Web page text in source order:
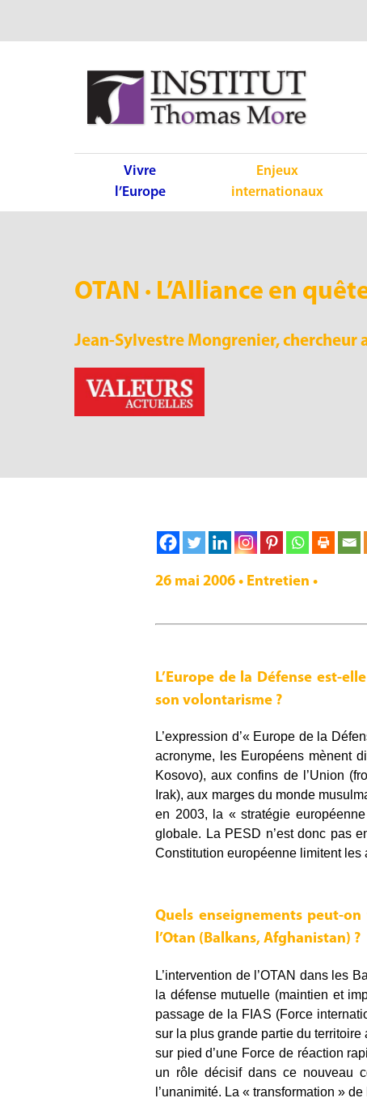
Vivre
l’Europe
Enjeux
internationaux
OTAN · L’Alliance en
Jean-Sylvestre Mongrenier, chercheur
26 mai 2006 • Entretien •
L’Europe de la Défense est-
son volontarisme ?
L’expression d’« Europe de la
acronyme, les Européens mènent
Kosovo), aux confins de l’Union
Irak), aux marges du monde
en 2003, la « stratégie
globale. La PESD n’est donc pas
Constitution européenne limitent les
Quels enseignements peut-
l’Otan (Balkans, Afghanistan) ?
L’intervention de l’OTAN dans les
la défense mutuelle (maintien et
passage de la FIAS (Force
sur la plus grande partie du territoire
sur pied d’une Force de réaction
un rôle décisif dans ce nouveau
l’unanimité. La « transformation »